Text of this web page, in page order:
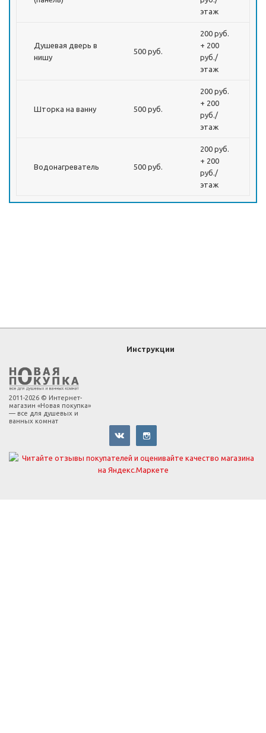
этаж
Душевая дверь в
нишу
500 руб.
200 руб.
+ 200
руб./
этаж
Шторка на ванну 500 руб.
200 руб.
+ 200
руб./
этаж
Водонагреватель 500 руб.
200 руб.
+ 200
руб./
этаж
2011-2026 © Интернет-
магазин «Новая покупка»
— все для душевых и
ванных комнат
Инструкции